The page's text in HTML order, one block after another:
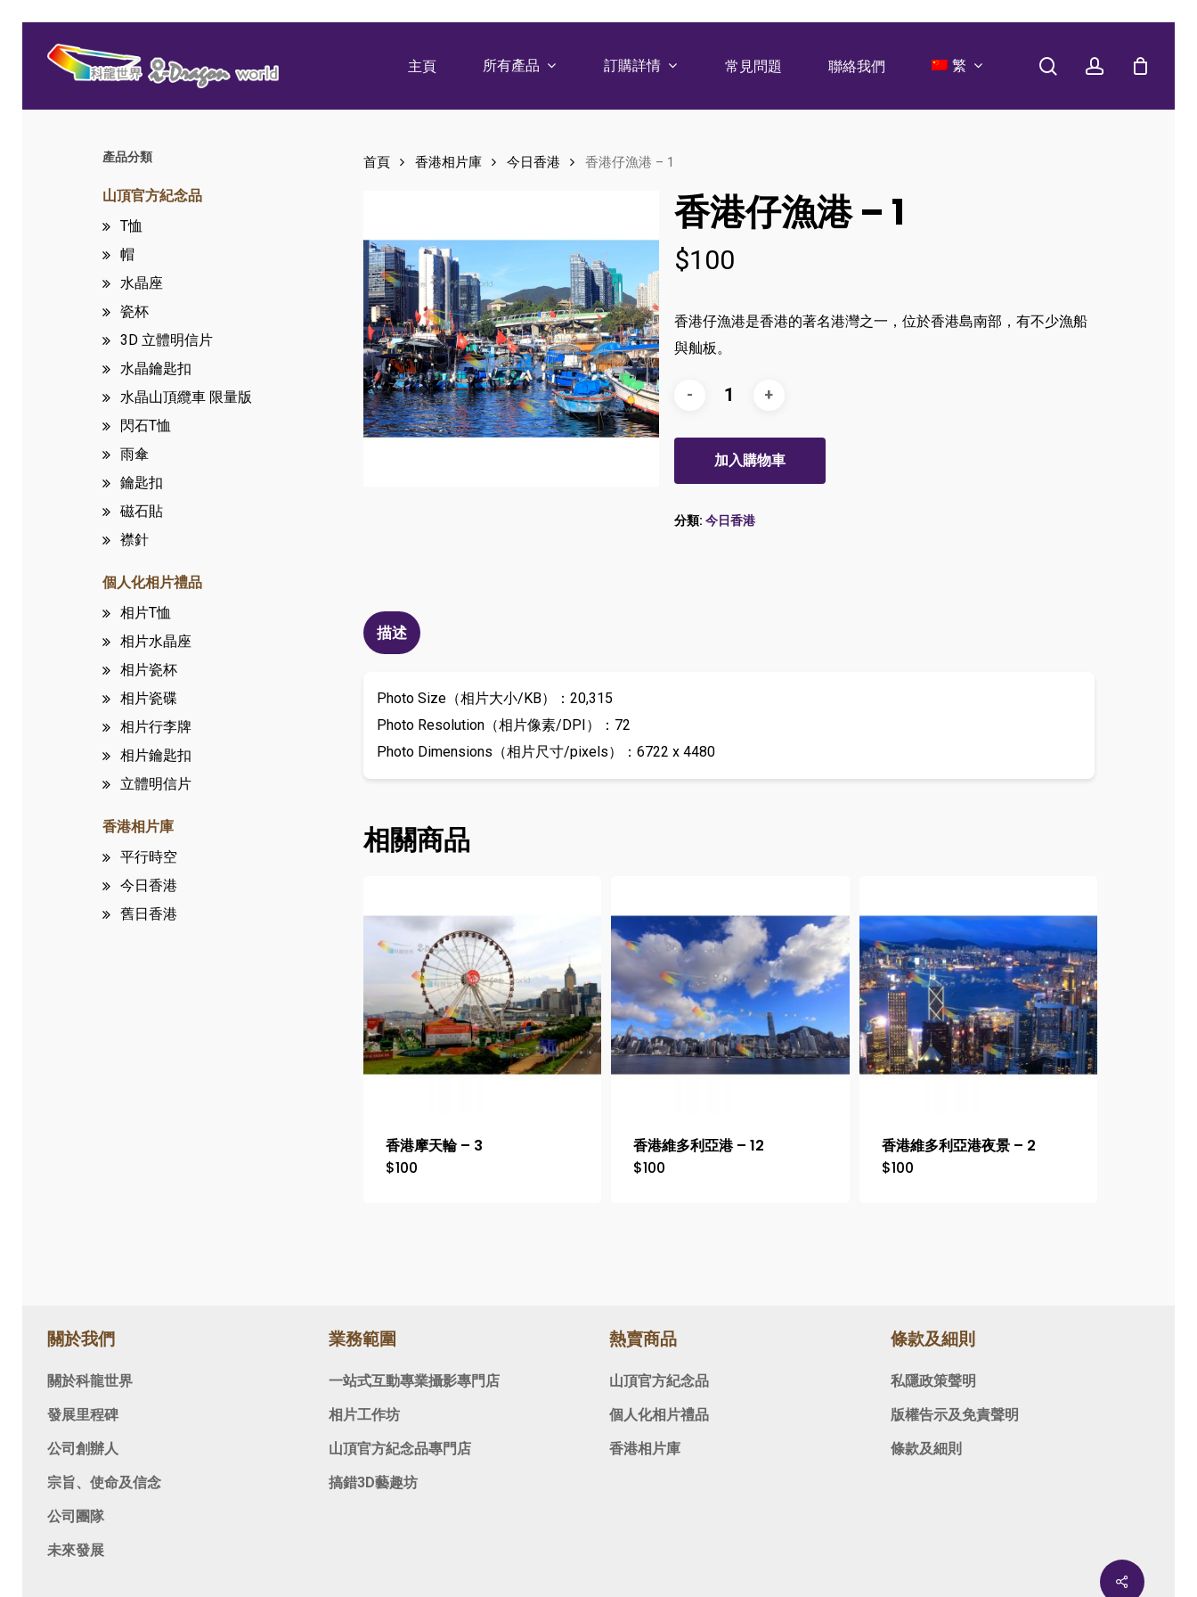
主頁 所有產品 訂購詳情 常見問題 聯絡我們 繁 searchaccount
產品分類
山頂官方紀念品
T恤
帽
水晶座
瓷杯
3D 立體明信片
水晶鑰匙扣
水晶山頂纜車 限量版
閃石T恤
雨傘
鑰匙扣
磁石貼
襟針
個人化相片禮品
相片T恤
相片水晶座
相片瓷杯
相片瓷碟
相片行李牌
相片鑰匙扣
立體明信片
香港相片庫
平行時空
今日香港
舊日香港
首頁 香港相片庫 今日香港 香港仔漁港 – 1
香港仔漁港 – 1
$100
香港仔漁港是香港的著名港灣之一，位於香港島南部，有不少漁船
與舢板。
加入購物車
分類: 今日香港
描述
Photo Size（相片大小/KB）：20,315
Photo Resolution（相片像素/DPI）：72
Photo Dimensions（相片尺寸/pixels）：6722 x 4480
相關商品
香港摩天輪 – 3
$100
香港維多利亞港 – 12
$100
香港維多利亞港夜景 – 2
$100
關於我們
關於科龍世界
發展里程碑
公司創辦人
宗旨、使命及信念
公司團隊
未來發展
業務範圍
一站式互動專業攝影專門店
相片工作坊
山頂官方紀念品專門店
搞錯3D藝趣坊
熱賣商品
山頂官方紀念品
個人化相片禮品
香港相片庫
條款及細則
私隱政策聲明
版權告示及免責聲明
條款及細則